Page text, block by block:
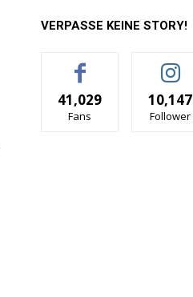
VERPASSE KEINE STORY!
41,029
Fans
10,147
Follower